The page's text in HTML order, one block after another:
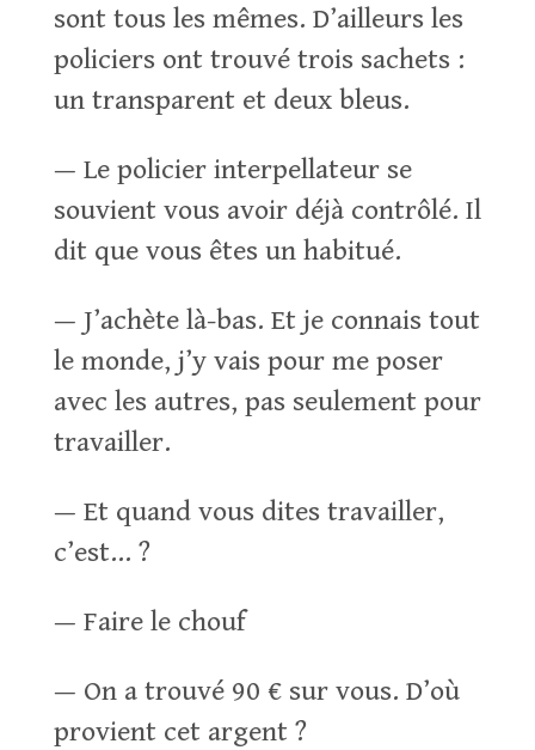
sont tous les mêmes. D’ailleurs les
policiers ont trouvé trois sachets :
un transparent et deux bleus.
— Le policier interpellateur se
souvient vous avoir déjà contrôlé. Il
dit que vous êtes un habitué.
— J’achète là-bas. Et je connais tout
le monde, j’y vais pour me poser
avec les autres, pas seulement pour
travailler.
— Et quand vous dites travailler,
c’est… ?
— Faire le chouf
— On a trouvé 90 € sur vous. D’où
provient cet argent ?